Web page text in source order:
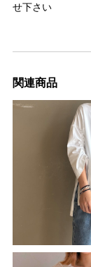
せ下さい
関連商品